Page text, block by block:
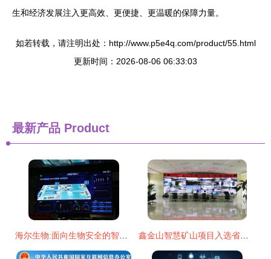
生和经济发展注入更高效、更便捷、更温暖的保障力量。
如若转载，请注明出处：http://www.p5e4q.com/product/55.html
更新时间：2026-08-06 06:33:03
最新产品 Product